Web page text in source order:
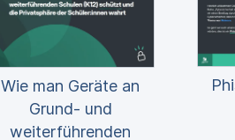
Wie man Geräte an
Grund- und
weiterführenden